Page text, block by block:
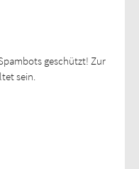
geschützt! Zur
sein.